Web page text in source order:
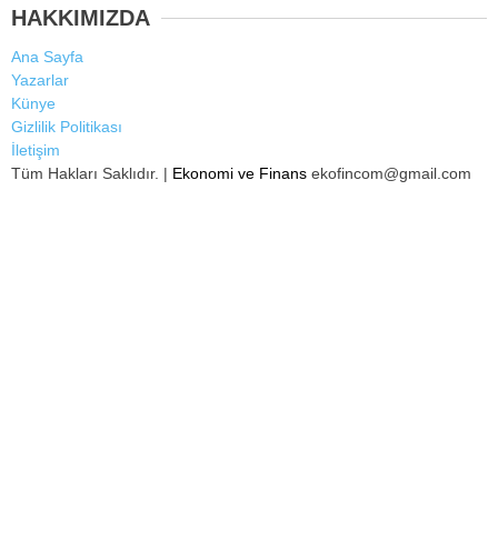
HAKKIMIZDA
Ana Sayfa
Yazarlar
Künye
Gizlilik Politikası
İletişim
Tüm Hakları Saklıdır. | Ekonomi ve Finans ekofincom@gmail.com